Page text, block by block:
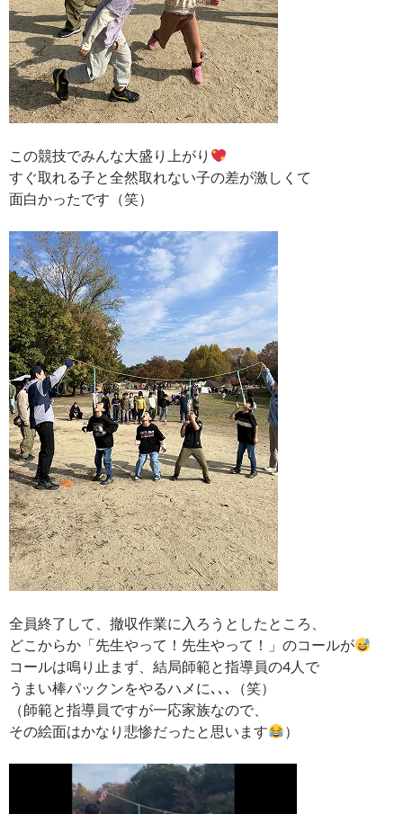
この競技でみんな大盛り上がり
すぐ取れる子と全然取れない子の差が激しくて
面白かったです（笑）
全員終了して、撤収作業に入ろうとしたところ、
どこからか「先生やって！先生やって！」のコールが
コールは鳴り止まず、結局師範と指導員の4人で
うまい棒パックンをやるハメに､､､（笑）
（師範と指導員ですが一応家族なので、
その絵面はかなり悲惨だったと思います
）